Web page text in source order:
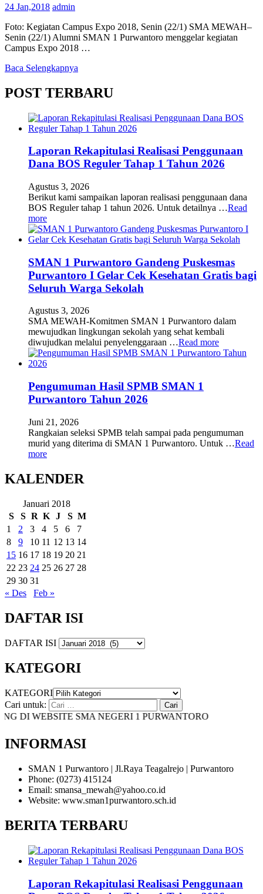
24 Jan,2018 admin
Foto: Kegiatan Campus Expo 2018, Senin (22/1) SMA MEWAH–
Senin (22/1) Alumni SMAN 1 Purwantoro menggelar kegiatan
Campus Expo 2018 …
Baca Selengkapnya
POST TERBARU
Laporan Rekapitulasi Realisasi Penggunaan
Dana BOS Reguler Tahap 1 Tahun 2026
Agustus 3, 2026
Berikut kami sampaikan laporan realisasi penggunaan dana
BOS Reguler tahap 1 tahun 2026. Untuk detailnya …Read
more
SMAN 1 Purwantoro Gandeng Puskesmas
Purwantoro I Gelar Cek Kesehatan Gratis bagi
Seluruh Warga Sekolah
Agustus 3, 2026
SMA MEWAH-Komitmen SMAN 1 Purwantoro dalam
mewujudkan lingkungan sekolah yang sehat kembali
diwujudkan melalui penyelenggaraan …Read more
Pengumuman Hasil SPMB SMAN 1
Purwantoro Tahun 2026
Juni 21, 2026
Rangkaian seleksi SPMB telah sampai pada pengumuman
murid yang diterima di SMAN 1 Purwantoro. Untuk …Read
more
KALENDER
Januari 2018
S
S R K J S M
1
2 3 4 5 6
7
8
9 10 11 12 13 14
15 16 17 18 19 20 21
22 23 24 25 26 27 28
29 30 31
« Des
Feb »
DAFTAR ISI
DAFTAR ISI
KATEGORI
KATEGORI
Cari untuk:
DI WEBSITE SMA NEGERI 1 PURWANTORO
INFORMASI
SMAN 1 Purwantoro | Jl.Raya Teagalrejo | Purwantoro
Phone: (0273) 415124
Email: smansa_mewah@yahoo.co.id
Website: www.sman1purwantoro.sch.id
BERITA TERBARU
Laporan Rekapitulasi Realisasi Penggunaan